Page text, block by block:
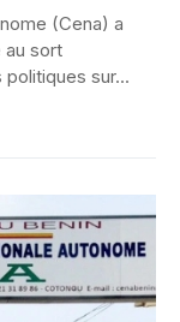
(Cena) a
au sort
sur...